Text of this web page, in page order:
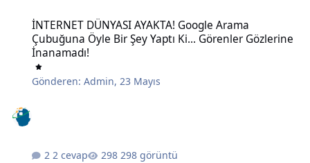
İNTERNET DÜNYASI AYAKTA! Google Arama
Çubuğuna Öyle Bir Şey Yaptı Ki... Görenler Gözlerine
İnanamadı!
Gönderen:Admin,23 Mayıs
2 cevap 298 görüntü